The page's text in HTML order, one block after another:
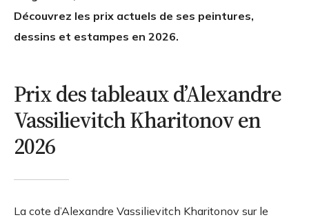
Découvrez les prix actuels de ses peintures,
dessins et estampes en 2026.
Prix des tableaux d’Alexandre
Vassilievitch Kharitonov en
2026
La cote d’Alexandre Vassilievitch Kharitonov sur le